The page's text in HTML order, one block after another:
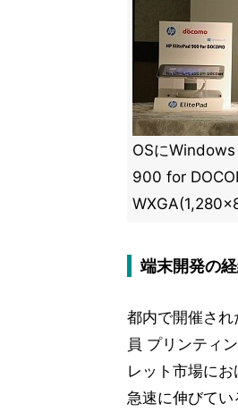
OSに
900 for
端末開発の
都内で開催さ
員 プリンティ
レット市場に
急速に伸びて